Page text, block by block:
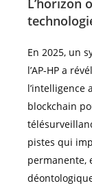
En 2025, un
l’AP-HP a
l’intelligence
blockchain
pistes qui
permanente,